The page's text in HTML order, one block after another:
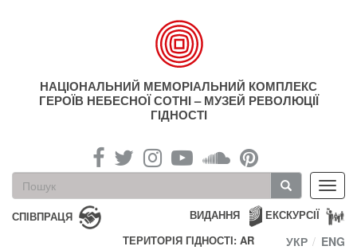
НАЦІОНАЛЬНИЙ МЕМОРІАЛЬНИЙ КОМПЛЕКС
ГЕРОЇВ НЕБЕСНОЇ СОТНІ – МУЗЕЙ РЕВОЛЮЦІЇ
ГІДНОСТІ
Пошукова
форма
Пошук
СПІВПРАЦЯ ЕКСКУРСІЇ
ВИДАННЯ
ТЕРИТОРІЯ ГІДНОСТІ: AR
УКР ENG